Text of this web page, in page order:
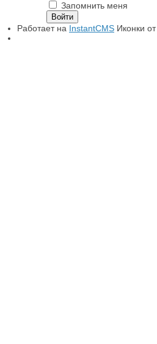
Запомнить меня
Работает на InstantCMS Иконки от